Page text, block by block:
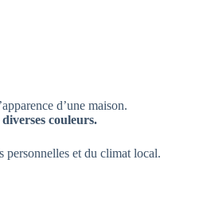
d’une maison.
couleurs.
personnelles et du climat local.